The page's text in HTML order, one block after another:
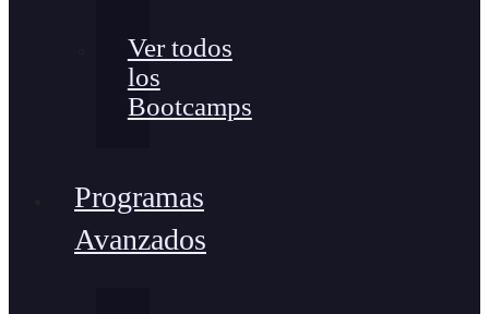
Ver todos
los
Bootcamps
Programas
Avanzados